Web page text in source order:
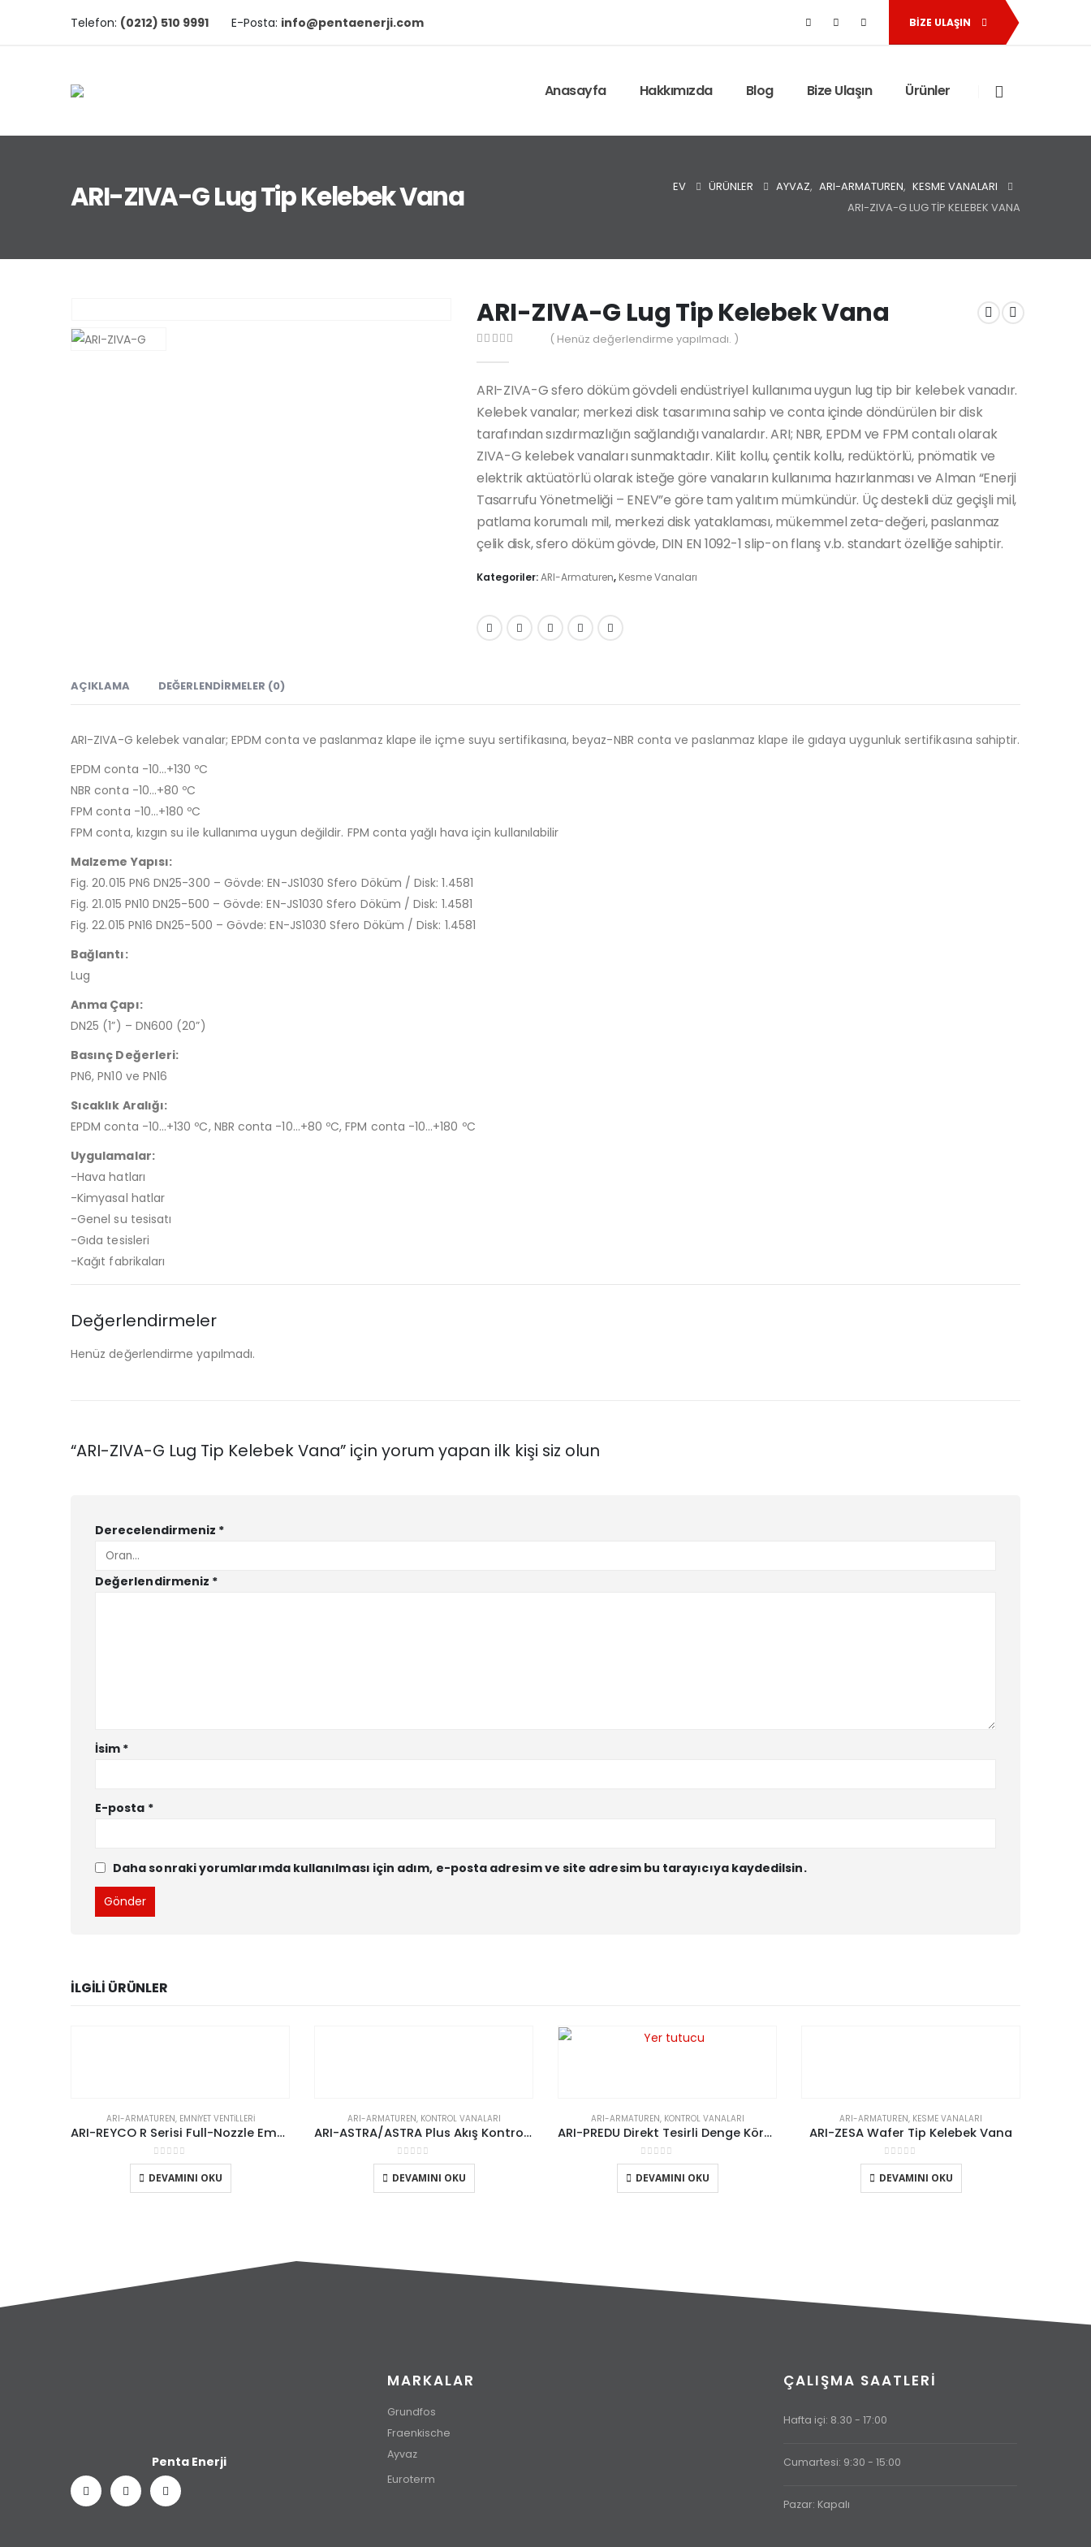
Telefon: (0212) 510 9991 E-Posta: info@pentaenerji.com BIZE ULAŞIN
Anasayfa Hakkımızda Blog Bize Ulaşın Ürünler
ARI-ZIVA-G Lug Tip Kelebek Vana EV ÜRÜNLER AYVAZ, ARI-ARMATUREN, KESME VANALARI
ARI-ZIVA-G LUG TIP KELEBEK VANA
ARI-ZIVA-G Lug Tip Kelebek Vana
( Henüz değerlendirme yapılmadı. )
ARI-ZIVA-G sfero döküm gövdeli endüstriyel kullanıma uygun lug tip bir kelebek vanadır.
Kelebek vanalar; merkezi disk tasarımına sahip ve conta içinde döndürülen bir disk
tarafından sızdırmazlığın sağlandığı vanalardır. ARI; NBR, EPDM ve FPM contalı olarak
ZIVA-G kelebek vanaları sunmaktadır. Kilit kollu, çentik kollu, redüktörlü, pnömatik ve
elektrik aktüatörlü olarak isteğe göre vanaların kullanıma hazırlanması ve Alman “Enerji
Tasarrufu Yönetmeliği – ENEV”e göre tam yalıtım mümkündür. Üç destekli düz geçişli mil,
patlama korumalı mil, merkezi disk yataklaması, mükemmel zeta-değeri, paslanmaz
çelik disk, sfero döküm gövde, DIN EN 1092-1 slip-on flanş v.b. standart özelliğe sahiptir.
Kategoriler:ARI-Armaturen, Kesme Vanaları
AÇIKLAMA DEĞERLENDIRMELER (0)
ARI-ZIVA-G kelebek vanalar; EPDM conta ve paslanmaz klape ile içme suyu sertifikasına, beyaz-NBR conta ve paslanmaz klape ile gıdaya uygunluk sertifikasına sahiptir.
EPDM conta -10…+130 ºC
NBR conta -10…+80 ºC
FPM conta -10…+180 ºC
FPM conta, kızgın su ile kullanıma uygun değildir. FPM conta yağlı hava için kullanılabilir
Malzeme Yapısı:
Fig. 20.015 PN6 DN25-300 – Gövde: EN-JS1030 Sfero Döküm / Disk: 1.4581
Fig. 21.015 PN10 DN25-500 – Gövde: EN-JS1030 Sfero Döküm / Disk: 1.4581
Fig. 22.015 PN16 DN25-500 – Gövde: EN-JS1030 Sfero Döküm / Disk: 1.4581
Bağlantı:
Lug
Anma Çapı:
DN25 (1”) – DN600 (20”)
Basınç Değerleri:
PN6, PN10 ve PN16
Sıcaklık Aralığı:
EPDM conta -10…+130 ºC, NBR conta -10…+80 ºC, FPM conta -10…+180 ºC
Uygulamalar:
-Hava hatları
-Kimyasal hatlar
-Genel su tesisatı
-Gıda tesisleri
-Kağıt fabrikaları
Değerlendirmeler
Henüz değerlendirme yapılmadı.
“ARI-ZIVA-G Lug Tip Kelebek Vana” için yorum yapan ilk kişi siz olun
Derecelendirmeniz *
Değerlendirmeniz *
İsim *
E-posta *
Daha sonraki yorumlarımda kullanılması için adım, e-posta adresim ve site adresim bu tarayıcıya kaydedilsin.
İLGILI ÜRÜNLER
ARI-ARMATUREN, EMNIYET VENTILLERI
ARI-REYCO R Serisi Full-Nozzle Emniyet Rahatlatma Ventili
05 üzerinden
DEVAMINI OKU
ARI-ARMATUREN, KONTROL VANALARI
ARI-ASTRA/ASTRA Plus Akış Kontrol Vanası
05 üzerinden
DEVAMINI OKU
ARI-ARMATUREN, KONTROL VANALARI
ARI-PREDU Direkt Tesirli Denge Körüklü Basınç Düşürücü
05 üzerinden
DEVAMINI OKU
ARI-ARMATUREN, KESME VANALARI
ARI-ZESA Wafer Tip Kelebek Vana
05 üzerinden
DEVAMINI OKU
Penta Enerji
MARKALAR
Grundfos
Fraenkische
Ayvaz
Euroterm
ÇALIŞMA SAATLERI
Hafta içi: 8.30 - 17:00
Cumartesi: 9:30 - 15:00
Pazar: Kapalı